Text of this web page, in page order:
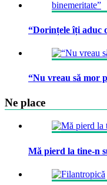
“Dorințele îți aduc
“Nu vreau să mor
Ne place
Mă pierd la tine-n